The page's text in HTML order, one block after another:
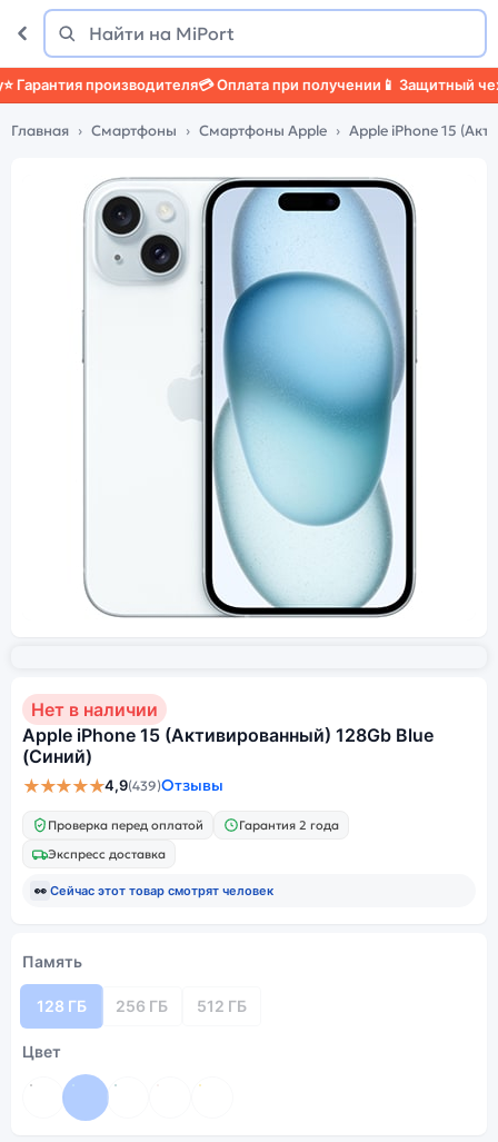
Поиск
Найти
производителя💳 Оплата при получении📱 Защитный чехол
Главная Смартфоны Смартфоны Apple Apple iPhone 15
Нет в наличии
Apple iPhone 15 (Активированный) 128Gb Blue
(Синий)
★★★★★4,9(439)Отзывы
Проверка перед оплатой
Гарантия 2 года
Экспресс доставка
👀 Сейчас этот товар смотрят человек
Память
128 ГБ 256 ГБ 512 ГБ
Цвет